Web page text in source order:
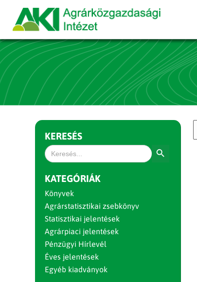
KERESÉS
Search
for:
KATEGÓRIÁK
Könyvek
Agrárstatisztikai zsebkönyv
Statisztikai jelentések
Agrárpiaci jelentések
Pénzügyi Hírlevél
Éves jelentések
Egyéb kiadványok